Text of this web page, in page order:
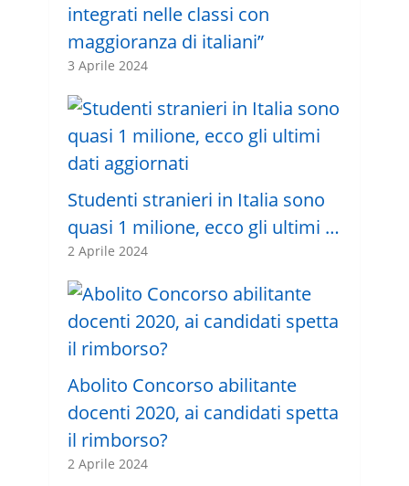
integrati nelle classi con
maggioranza di italiani”
3 Aprile 2024
Studenti stranieri in Italia sono
quasi 1 milione, ecco gli ultimi …
2 Aprile 2024
Abolito Concorso abilitante
docenti 2020, ai candidati spetta
il rimborso?
2 Aprile 2024